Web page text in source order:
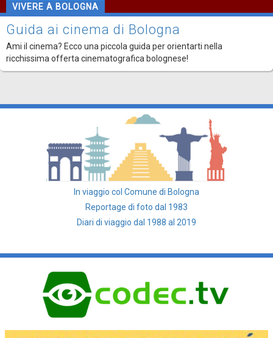
VIVERE A BOLOGNA
Guida ai cinema di Bologna
Ami il cinema? Ecco una piccola guida per orientarti nella
ricchissima offerta cinematografica bolognese!
In viaggio col Comune di Bologna
Reportage di foto dal 1983
Diari di viaggio dal 1988 al 2019